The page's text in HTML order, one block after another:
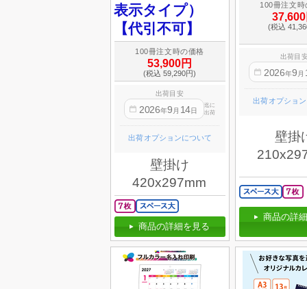
表示タイプ）
【代引不可】
100冊注文時の価格
53,900円
(税込 59,290円)
出荷目安
2026年9 月 14日
迄に
出荷
出荷オプションについて
壁掛け
420x297mm
商品の詳細を見る
100冊注文時
(税込
出荷目
2026年9 月
出荷オプショ
壁掛
商品の詳